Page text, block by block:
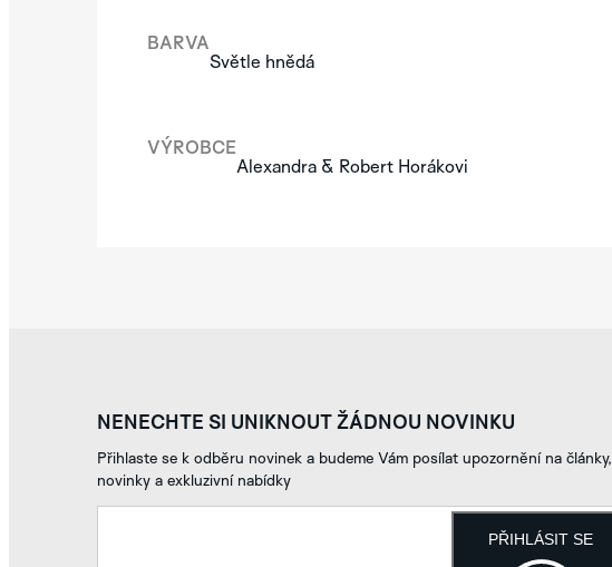
BARVA
Světle hnědá
VÝROBCE
Alexandra & Robert Horákovi
NENECHTE SI UNIKNOUT ŽÁDNOU NOVINKU
Přihlaste se k odběru novinek a budeme Vám posílat upozornění na články,
novinky a exkluzivní nabídky
PŘIHLÁSIT SE